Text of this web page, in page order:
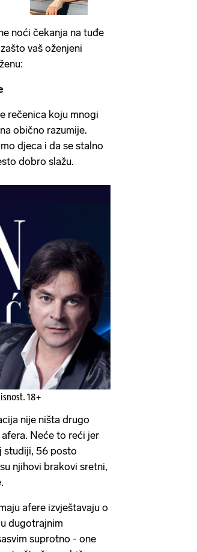
noći čekanja na tuđe
vaš oženjeni
rečenica koju mnogi
obično razumije.
djeca i da se stalno
dobro slažu.
18+
nije ništa drugo
Neće to reći jer
studiji, 56 posto
njihovi brakovi sretni,
afere izvještavaju o
dugotrajnim
suprotno - one